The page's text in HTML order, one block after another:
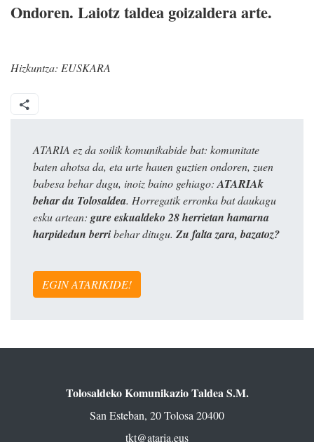
Ondoren. Laiotz taldea goizaldera arte.
Hizkuntza: EUSKARA
ATARIA ez da soilik komunikabide bat: komunitate
baten ahotsa da, eta urte hauen guztien ondoren, zuen
babesa behar dugu, inoiz baino gehiago: ATARIAk
behar du Tolosaldea. Horregatik erronka bat daukagu
esku artean: gure eskualdeko 28 herrietan hamarna
harpidedun berribehar ditugu. Zu falta zara, bazatoz?
EGIN ATARIKIDE!
Tolosaldeko Komunikazio Taldea S.M.
San Esteban, 20 Tolosa 20400
tkt@ataria.eus